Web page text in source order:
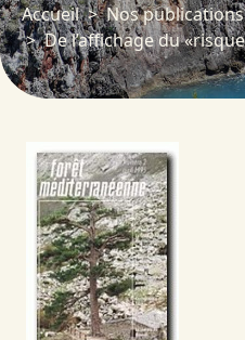
Accueil Nos publications